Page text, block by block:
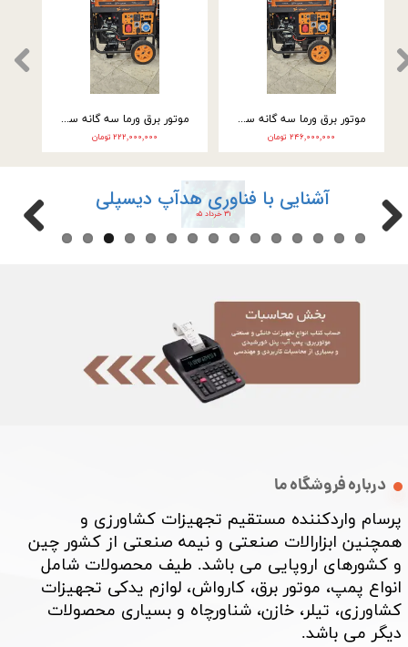
موتور برق ورما سه گانه سوز 9.5 کیلووات تک فاز VM25000E3-2F
۲۲۲,۰۰۰,۰۰۰ تومان
موتور برق ورما سه گانه سوز 9.5 کیلووات سه فاز VM25000E3
۲۴۶,۰۰۰,۰۰۰ تومان
آشنایی با فناوری هدآپ دیسپلی
۳۱ خرداد ۰۵
درباره فروشگاه ما
پرسام واردکننده مستقیم تجهیزات کشاورزی و
همچنین ابزارالات صنعتی و نیمه صنعتی از کشور چین
و کشورهای اروپایی می باشد. طیف محصولات شامل
انواع پمپ، موتور برق، کارواش، لوازم یدکی تجهیزات
کشاورزی، تیلر، خازن، شناورچاه و بسیاری محصولات
دیگر می باشد. ​​​​​​​